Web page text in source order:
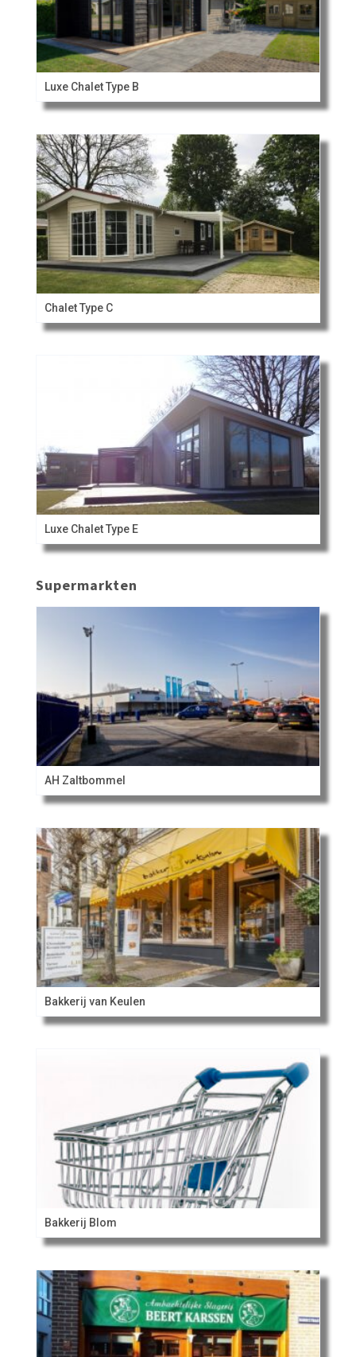
Luxe Chalet Type B
Chalet Type C
Luxe Chalet Type E
Supermarkten
AH Zaltbommel
Bakkerij van Keulen
Bakkerij Blom